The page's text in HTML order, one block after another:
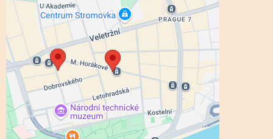
Externí obsah je blokován Volbami
soukromí
Přejete si načíst externí obsah?
Povolit a zapamatovat - souhlas s druhem
cookie: Funkční